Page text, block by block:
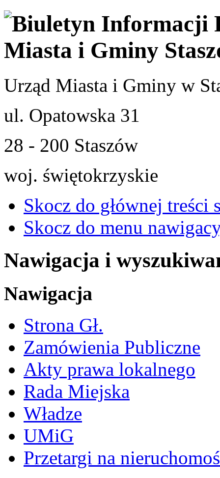
Urząd Miasta i Gminy w
ul. Opatowska 31
28 - 200 Staszów
woj. świętokrzyskie
Skocz do głównej treści
Skocz do menu
Nawigacja i
Nawigacja
Strona Gł.
Zamówienia Publiczne
Akty prawa lokalnego
Rada Miejska
Władze
UMiG
Przetargi na